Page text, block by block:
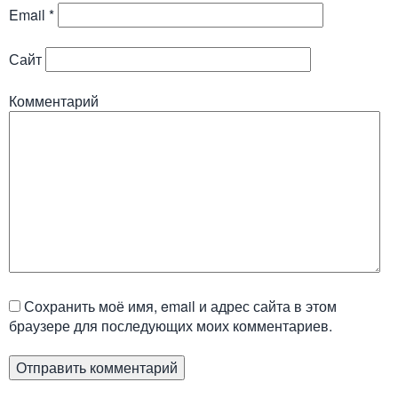
Email *
Сайт
Комментарий
Сохранить моё имя, email и адрес сайта в этом
браузере для последующих моих комментариев.